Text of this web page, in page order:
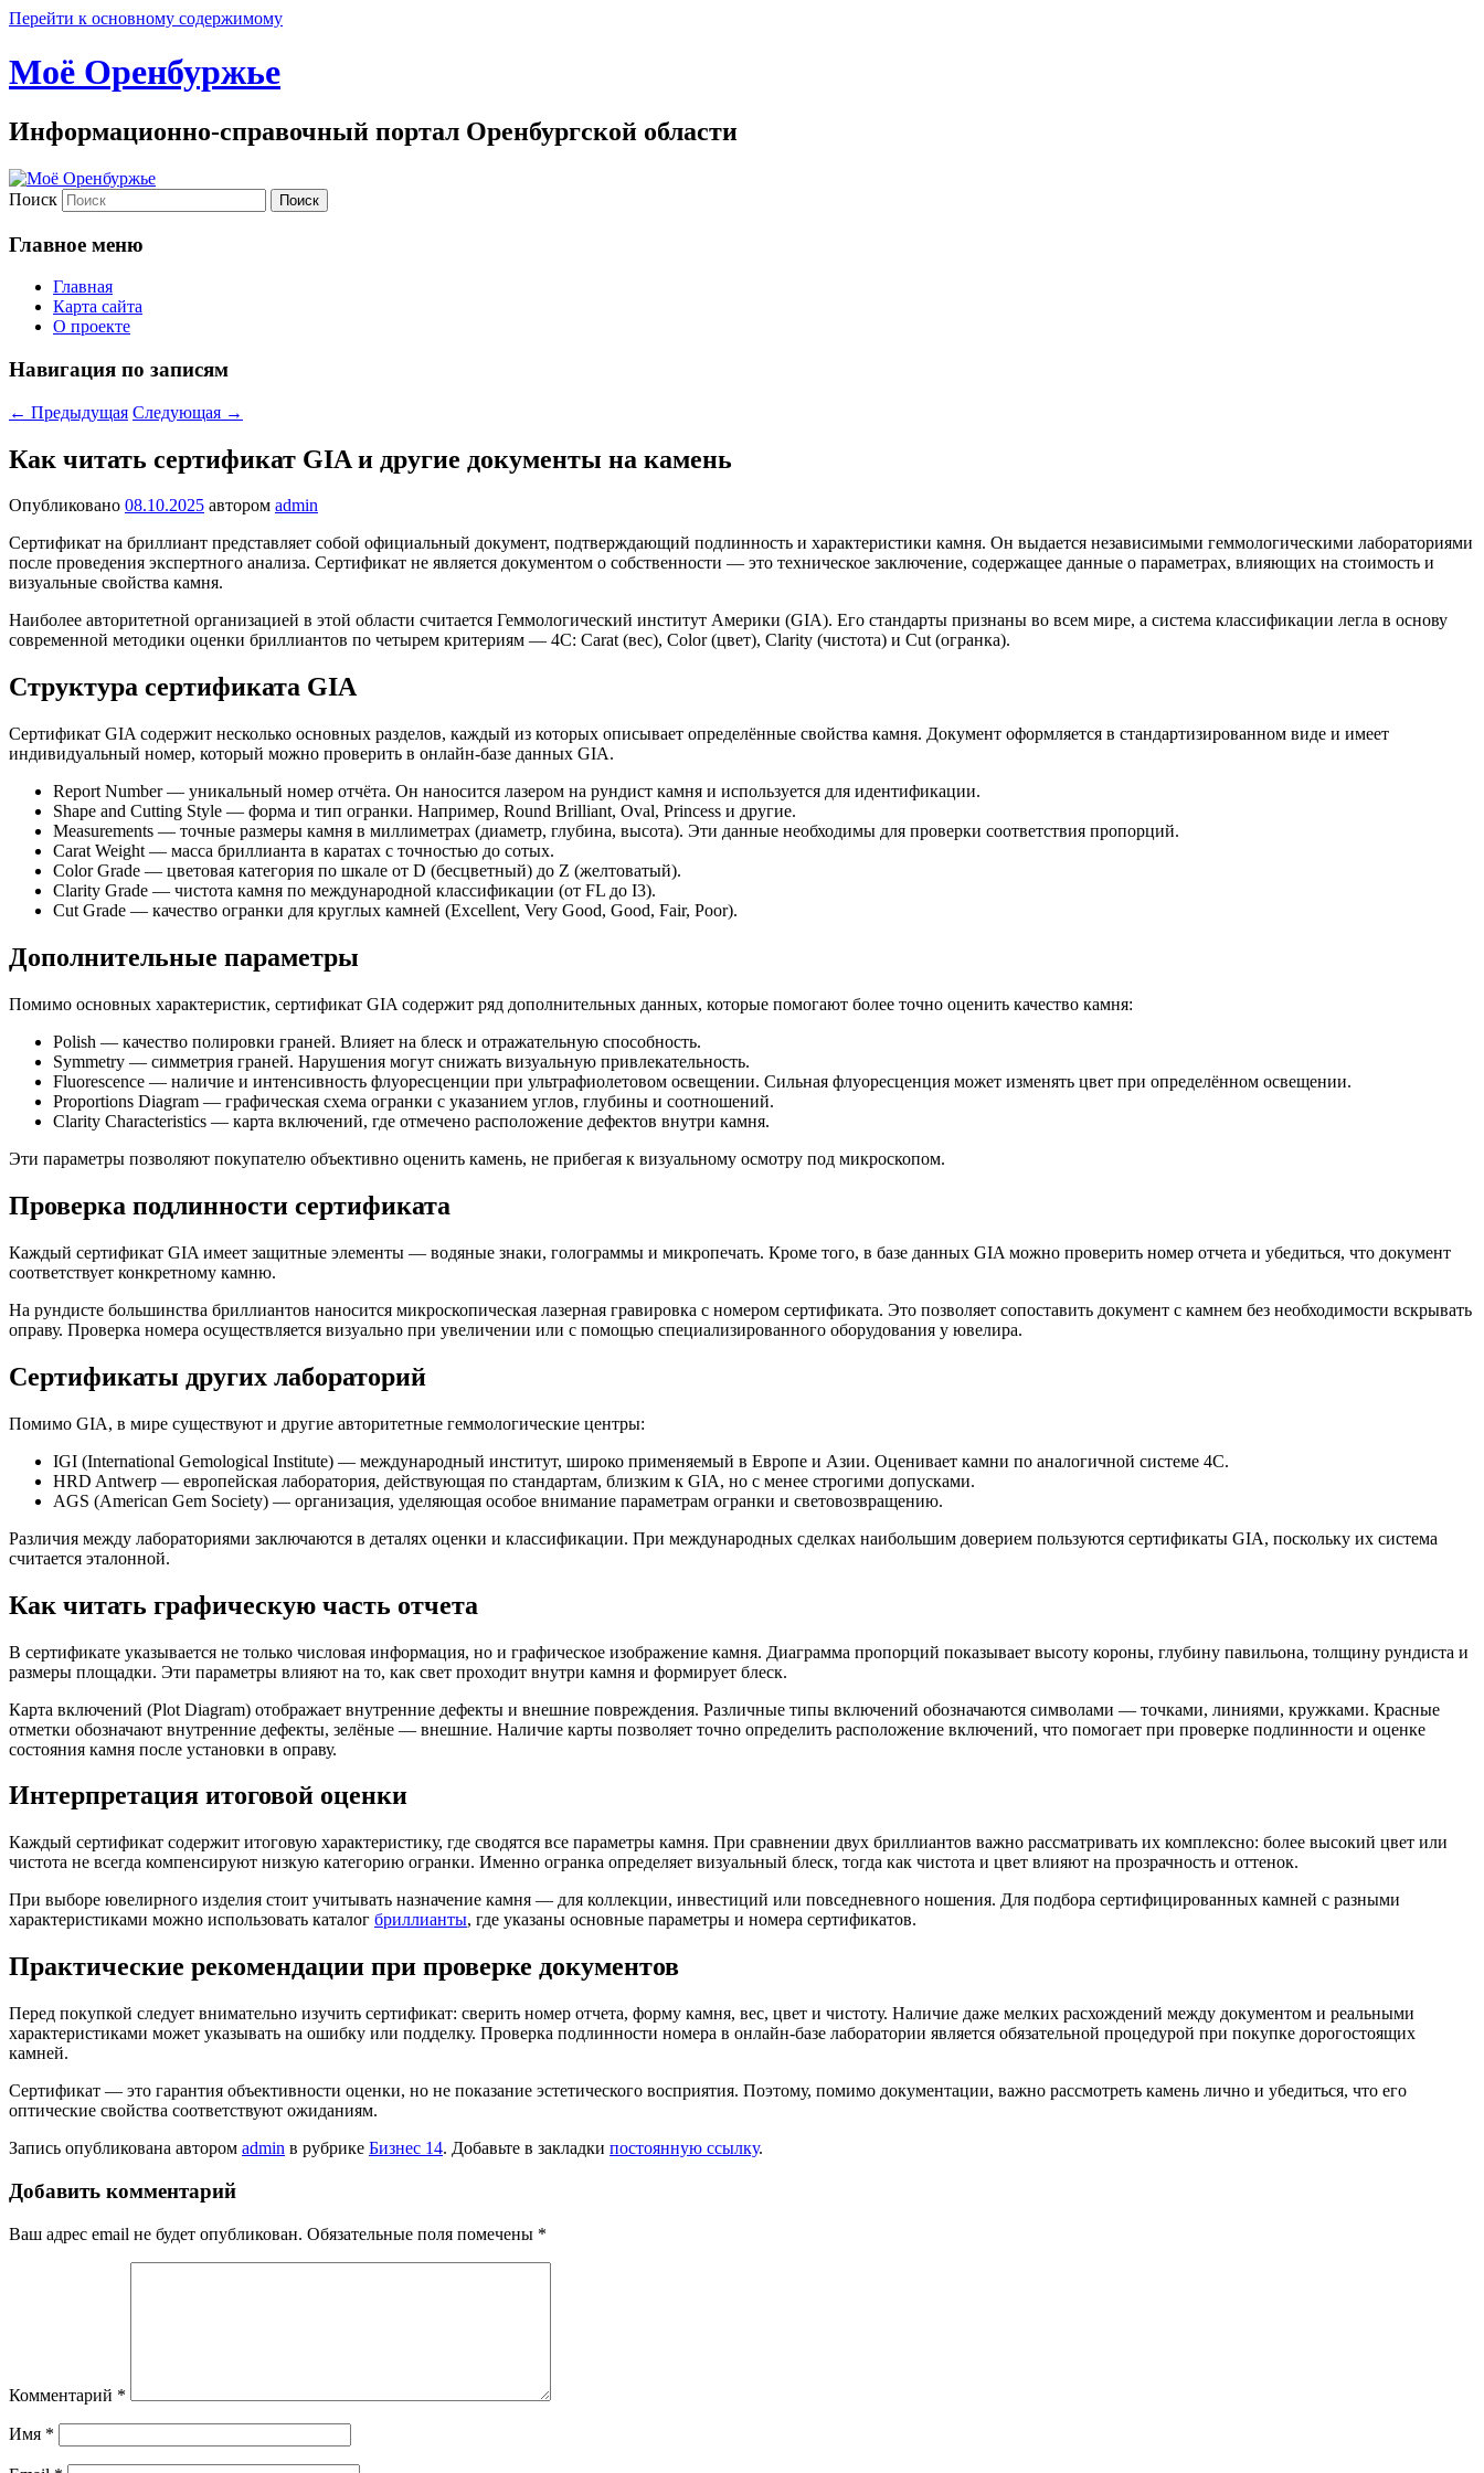
Перейти к основному содержимому
Моё Оренбуржье
Информационно-справочный портал Оренбургской области
Поиск
Главное меню
Главная
Карта сайта
О проекте
Навигация по записям
← Предыдущая Следующая →
Как читать сертификат GIA и другие документы на камень
Опубликовано 08.10.2025 автором admin
Сертификат на бриллиант представляет собой официальный документ, подтверждающий подлинность и характеристики камня. Он выдается независимыми геммологическими лабораториями
после проведения экспертного анализа. Сертификат не является документом о собственности — это техническое заключение, содержащее данные о параметрах, влияющих на стоимость и
визуальные свойства камня.
Наиболее авторитетной организацией в этой области считается Геммологический институт Америки (GIA). Его стандарты признаны во всем мире, а система классификации легла в основу
современной методики оценки бриллиантов по четырем критериям — 4C: Carat (вес), Color (цвет), Clarity (чистота) и Cut (огранка).
Структура сертификата GIA
Сертификат GIA содержит несколько основных разделов, каждый из которых описывает определённые свойства камня. Документ оформляется в стандартизированном виде и имеет
индивидуальный номер, который можно проверить в онлайн-базе данных GIA.
Report Number — уникальный номер отчёта. Он наносится лазером на рундист камня и используется для идентификации.
Shape and Cutting Style — форма и тип огранки. Например, Round Brilliant, Oval, Princess и другие.
Measurements — точные размеры камня в миллиметрах (диаметр, глубина, высота). Эти данные необходимы для проверки соответствия пропорций.
Carat Weight — масса бриллианта в каратах с точностью до сотых.
Color Grade — цветовая категория по шкале от D (бесцветный) до Z (желтоватый).
Clarity Grade — чистота камня по международной классификации (от FL до I3).
Cut Grade — качество огранки для круглых камней (Excellent, Very Good, Good, Fair, Poor).
Дополнительные параметры
Помимо основных характеристик, сертификат GIA содержит ряд дополнительных данных, которые помогают более точно оценить качество камня:
Polish — качество полировки граней. Влияет на блеск и отражательную способность.
Symmetry — симметрия граней. Нарушения могут снижать визуальную привлекательность.
Fluorescence — наличие и интенсивность флуоресценции при ультрафиолетовом освещении. Сильная флуоресценция может изменять цвет при определённом освещении.
Proportions Diagram — графическая схема огранки с указанием углов, глубины и соотношений.
Clarity Characteristics — карта включений, где отмечено расположение дефектов внутри камня.
Эти параметры позволяют покупателю объективно оценить камень, не прибегая к визуальному осмотру под микроскопом.
Проверка подлинности сертификата
Каждый сертификат GIA имеет защитные элементы — водяные знаки, голограммы и микропечать. Кроме того, в базе данных GIA можно проверить номер отчета и убедиться, что документ
соответствует конкретному камню.
На рундисте большинства бриллиантов наносится микроскопическая лазерная гравировка с номером сертификата. Это позволяет сопоставить документ с камнем без необходимости вскрывать
оправу. Проверка номера осуществляется визуально при увеличении или с помощью специализированного оборудования у ювелира.
Сертификаты других лабораторий
Помимо GIA, в мире существуют и другие авторитетные геммологические центры:
IGI (International Gemological Institute) — международный институт, широко применяемый в Европе и Азии. Оценивает камни по аналогичной системе 4C.
HRD Antwerp — европейская лаборатория, действующая по стандартам, близким к GIA, но с менее строгими допусками.
AGS (American Gem Society) — организация, уделяющая особое внимание параметрам огранки и световозвращению.
Различия между лабораториями заключаются в деталях оценки и классификации. При международных сделках наибольшим доверием пользуются сертификаты GIA, поскольку их система
считается эталонной.
Как читать графическую часть отчета
В сертификате указывается не только числовая информация, но и графическое изображение камня. Диаграмма пропорций показывает высоту короны, глубину павильона, толщину рундиста и
размеры площадки. Эти параметры влияют на то, как свет проходит внутри камня и формирует блеск.
Карта включений (Plot Diagram) отображает внутренние дефекты и внешние повреждения. Различные типы включений обозначаются символами — точками, линиями, кружками. Красные
отметки обозначают внутренние дефекты, зелёные — внешние. Наличие карты позволяет точно определить расположение включений, что помогает при проверке подлинности и оценке
состояния камня после установки в оправу.
Интерпретация итоговой оценки
Каждый сертификат содержит итоговую характеристику, где сводятся все параметры камня. При сравнении двух бриллиантов важно рассматривать их комплексно: более высокий цвет или
чистота не всегда компенсируют низкую категорию огранки. Именно огранка определяет визуальный блеск, тогда как чистота и цвет влияют на прозрачность и оттенок.
При выборе ювелирного изделия стоит учитывать назначение камня — для коллекции, инвестиций или повседневного ношения. Для подбора сертифицированных камней с разными
характеристиками можно использовать каталог бриллианты, где указаны основные параметры и номера сертификатов.
Практические рекомендации при проверке документов
Перед покупкой следует внимательно изучить сертификат: сверить номер отчета, форму камня, вес, цвет и чистоту. Наличие даже мелких расхождений между документом и реальными
характеристиками может указывать на ошибку или подделку. Проверка подлинности номера в онлайн-базе лаборатории является обязательной процедурой при покупке дорогостоящих
камней.
Сертификат — это гарантия объективности оценки, но не показание эстетического восприятия. Поэтому, помимо документации, важно рассмотреть камень лично и убедиться, что его
оптические свойства соответствуют ожиданиям.
Запись опубликована автором admin в рубрике Бизнес 14. Добавьте в закладки постоянную ссылку.
Добавить комментарий
Ваш адрес email не будет опубликован. Обязательные поля помечены *
Комментарий *
Имя *